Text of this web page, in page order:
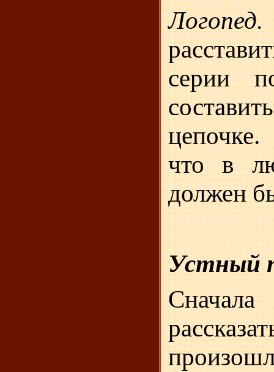
Логопед.
серии
что в
должен
Устный